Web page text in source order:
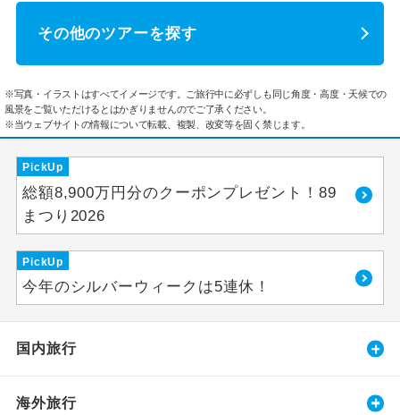
その他のツアーを探す
※写真・イラストはすべてイメージです。ご旅行中に必ずしも同じ角度・高度・天候での
風景をご覧いただけるとはかぎりませんのでご了承ください。
※当ウェブサイトの情報について転載、複製、改変等を固く禁じます。
PickUp
総額8,900万円分のクーポンプレゼント！89
まつり2026
PickUp
今年のシルバーウィークは5連休！
国内旅行
海外旅行